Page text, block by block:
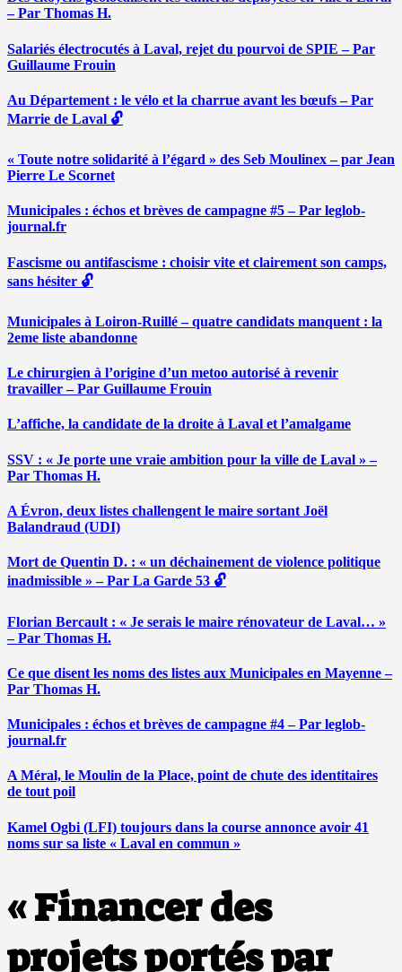
– Par Thomas H.
Salariés électrocutés à Laval, rejet du pourvoi de SPIE – Par
Guillaume Frouin
Au Département : le vélo et la charrue avant les bœufs – Par
Marrie de Laval 🔓
« Toute notre solidarité à l’égard » des Seb Moulinex – par Jean
Pierre Le Scornet
Municipales : échos et brèves de campagne #5 – Par leglob-
journal.fr
Fascisme ou antifascisme : choisir vite et clairement son camps,
sans hésiter 🔓
Municipales à Loiron-Ruillé – quatre candidats manquent : la
2eme liste abandonne
Le chirurgien à l’origine d’un metoo autorisé à revenir
travailler – Par Guillaume Frouin
L’affiche, la candidate de la droite à Laval et l’amalgame
SSV : « Je porte une vraie ambition pour la ville de Laval » –
Par Thomas H.
A Évron, deux listes challengent le maire sortant Joël
Balandraud (UDI)
Mort de Quentin D. : « un déchainement de violence politique
inadmissible » – Par La Garde 53 🔓
Florian Bercault : « Je serais le maire rénovateur de Laval… »
– Par Thomas H.
Ce que disent les noms des listes aux Municipales en Mayenne –
Par Thomas H.
Municipales : échos et brèves de campagne #4 – Par leglob-
journal.fr
A Méral, le Moulin de la Place, point de chute des identitaires
de tout poil
Kamel Ogbi (LFI) toujours dans la course annonce avoir 41
noms sur sa liste « Laval en commun »
« Financer des
projets portés par